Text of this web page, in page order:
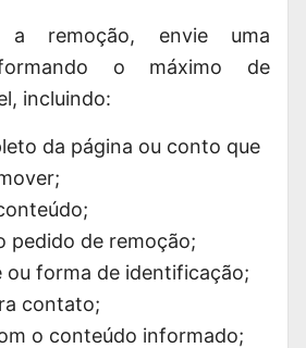
a remoção, envie uma
o máximo de
incluindo:
da página ou conto que
pedido de remoção;
ou forma de identificação;
contato;
o conteúdo informado;